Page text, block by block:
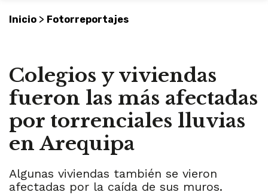
Inicio > Fotorreportajes
Colegios y viviendas
fueron las más afectadas
por torrenciales lluvias
en Arequipa
Algunas viviendas también se vieron
afectadas por la caída de sus muros.